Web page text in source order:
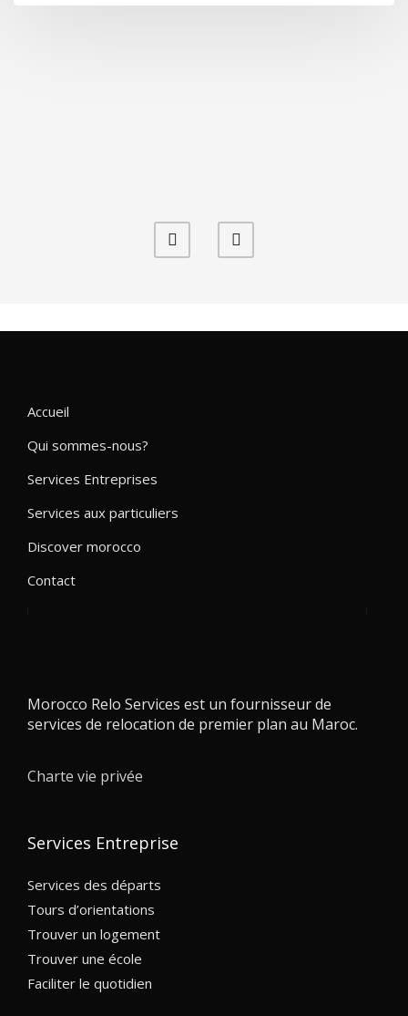
Accueil
Qui sommes-nous?
Services Entreprises
Services aux particuliers
Discover morocco
Contact
Morocco Relo Services est un fournisseur de
services de relocation de premier plan au Maroc.
Charte vie privée
Services Entreprise
Services des départs
Tours d’orientations
Trouver un logement
Trouver une école
Faciliter le quotidien